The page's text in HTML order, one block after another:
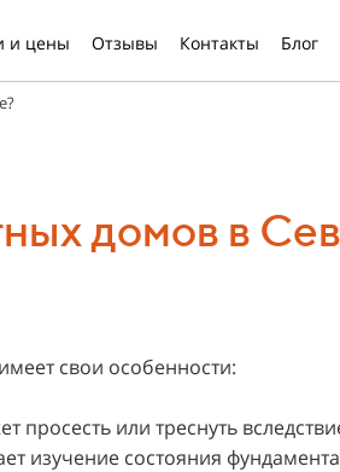
и цены Отзывы Контакты Блог
домов в
свои особенности:
или треснуть
изучение состояния